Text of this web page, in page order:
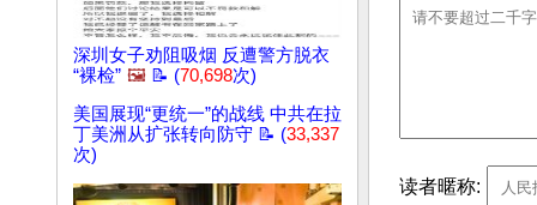
深圳女子劝阻吸烟 反遭警方脱衣
“裸检” 🖼️ 📝 (70,698次)
美国展现“更统一”的战线 中共在拉
丁美洲从扩张转向防守 📝 (33,337
次)
读者暱称: